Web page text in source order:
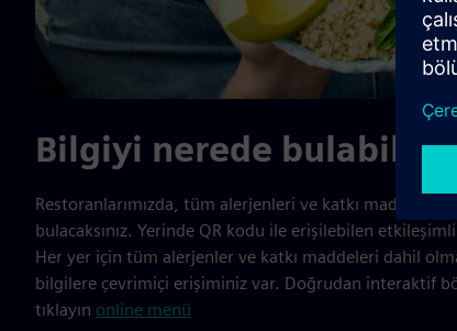
Bilgiyi nerede
Restoranlarımızda, tüm alerjenleri ve katkı maddelerini
bulacaksınız. Yerinde QR kodu ile erişilebilen
Her yer için tüm alerjenler ve katkı maddeleri dahil
bilgilere çevrimiçi erişiminiz var. Doğrudan interaktif
tıklayın online menü